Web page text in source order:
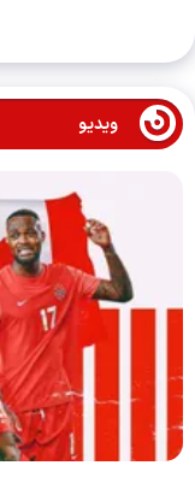
ویدیو